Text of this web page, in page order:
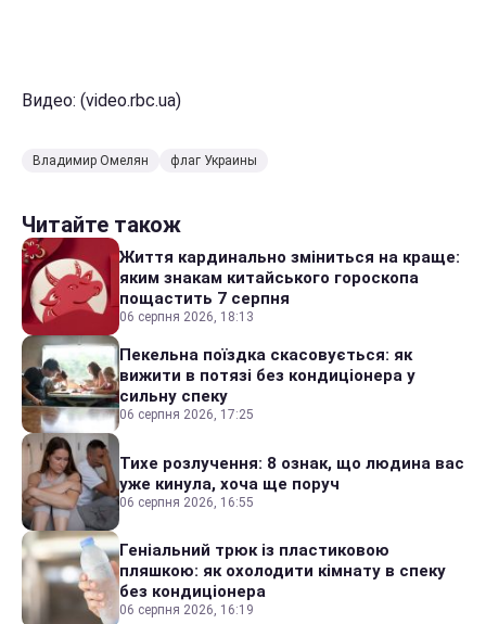
Видео: (video.rbc.ua)
Владимир Омелян флаг Украины
Читайте також
Життя кардинально зміниться на краще:
яким знакам китайського гороскопа
пощастить 7 серпня
06 серпня 2026, 18:13
Пекельна поїздка скасовується: як
вижити в потязі без кондиціонера у
сильну спеку
06 серпня 2026, 17:25
Тихе розлучення: 8 ознак, що людина вас
уже кинула, хоча ще поруч
06 серпня 2026, 16:55
Геніальний трюк із пластиковою
пляшкою: як охолодити кімнату в спеку
без кондиціонера
06 серпня 2026, 16:19